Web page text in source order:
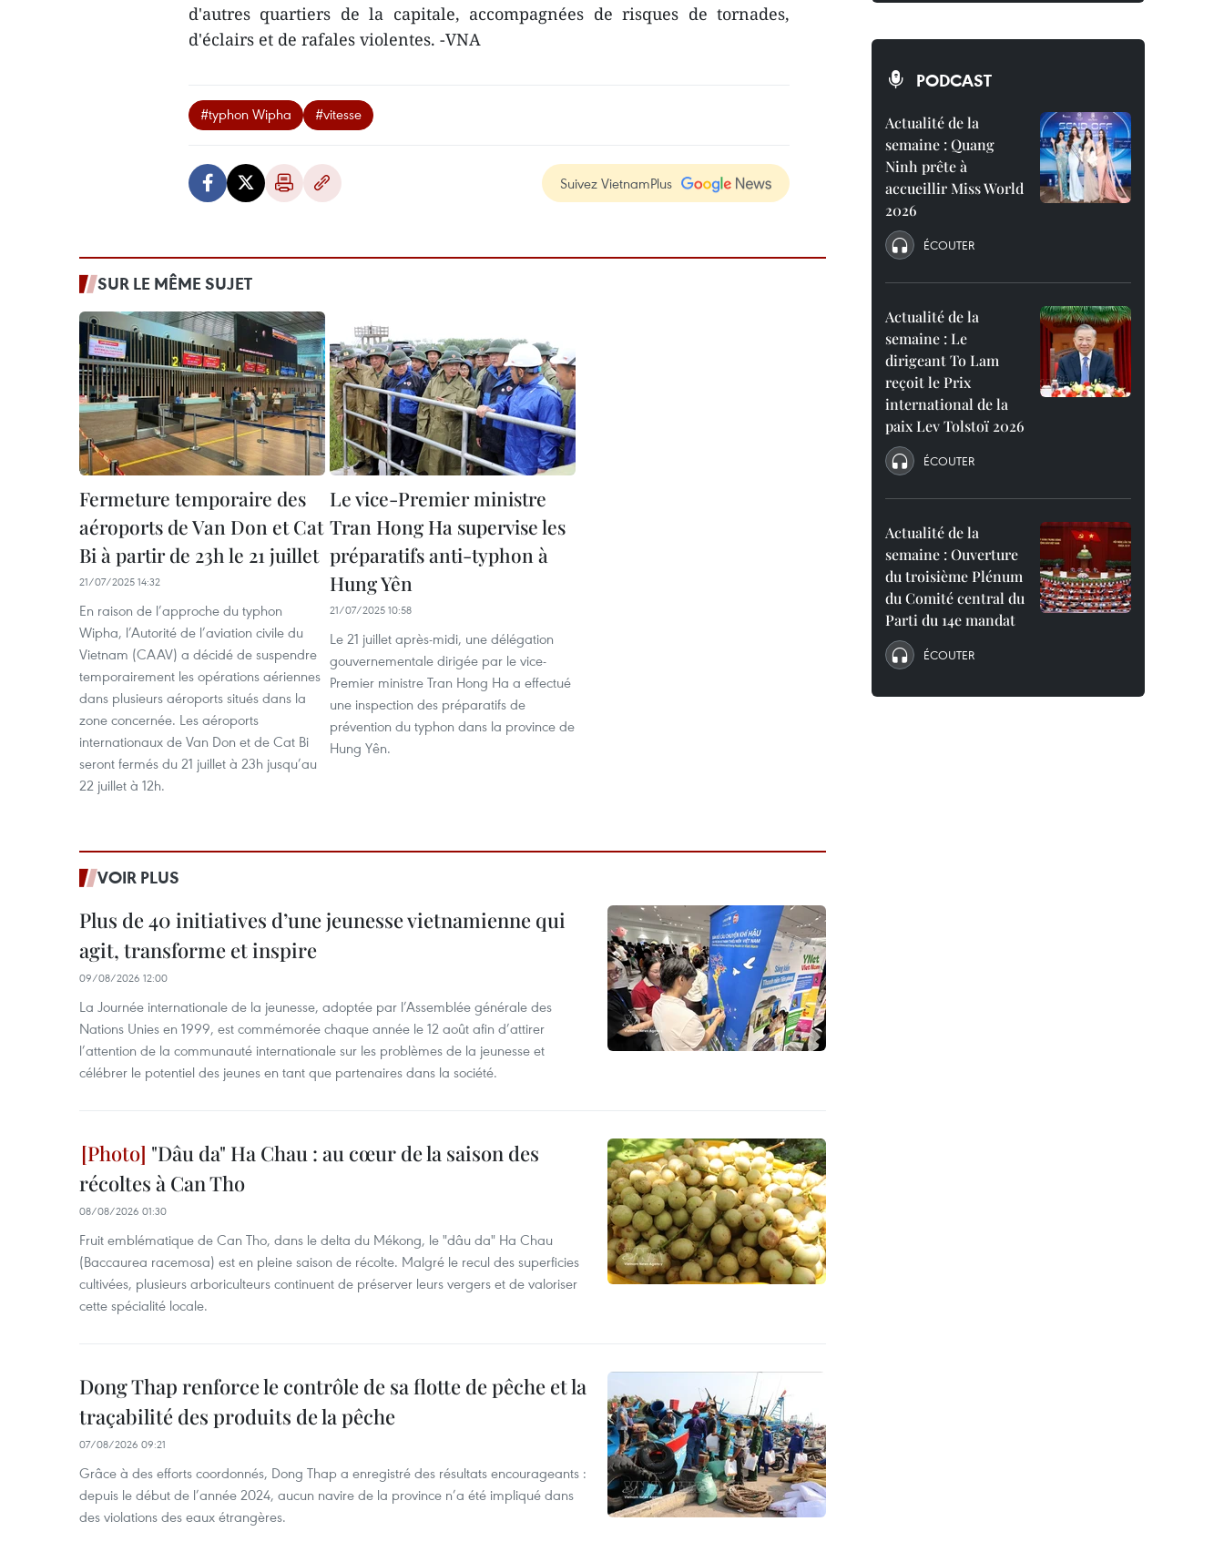
d'autres quartiers de la capitale, accompagnées de risques de tornades,
d'éclairs et de rafales violentes. -VNA
#typhon Wipha #vitesse
Suivez VietnamPlus
SUR LE MÊME SUJET
Fermeture temporaire des
aéroports de Van Don et Cat
Bi à partir de 23h le 21 juillet
21/07/2025 14:32
En raison de l’approche du typhon
Wipha, l’Autorité de l’aviation civile du
Vietnam (CAAV) a décidé de suspendre
temporairement les opérations aériennes
dans plusieurs aéroports situés dans la
zone concernée. Les aéroports
internationaux de Van Don et de Cat Bi
seront fermés du 21 juillet à 23h jusqu’au
22 juillet à 12h.
Le vice-Premier ministre
Tran Hong Ha supervise les
préparatifs anti-typhon à
Hung Yên
21/07/2025 10:58
Le 21 juillet après-midi, une délégation
gouvernementale dirigée par le vice-
Premier ministre Tran Hong Ha a effectué
une inspection des préparatifs de
prévention du typhon dans la province de
Hung Yên.
VOIR PLUS
Plus de 40 initiatives d’une jeunesse vietnamienne qui
agit, transforme et inspire
09/08/2026 12:00
La Journée internationale de la jeunesse, adoptée par l’Assemblée générale des
Nations Unies en 1999, est commémorée chaque année le 12 août afin d’attirer
l’attention de la communauté internationale sur les problèmes de la jeunesse et
célébrer le potentiel des jeunes en tant que partenaires dans la société.
"Dâu da" Ha Chau : au cœur de la saison des
récoltes à Can Tho
08/08/2026 01:30
Fruit emblématique de Can Tho, dans le delta du Mékong, le "dâu da" Ha Chau
(Baccaurea racemosa) est en pleine saison de récolte. Malgré le recul des superficies
cultivées, plusieurs arboriculteurs continuent de préserver leurs vergers et de valoriser
cette spécialité locale.
Dong Thap renforce le contrôle de sa flotte de pêche et la
traçabilité des produits de la pêche
07/08/2026 09:21
Grâce à des efforts coordonnés, Dong Thap a enregistré des résultats encourageants :
depuis le début de l’année 2024, aucun navire de la province n’a été impliqué dans
des violations des eaux étrangères.
PODCAST
Actualité de la
semaine : Quang
Ninh prête à
accueillir Miss World
2026
ÉCOUTER
Actualité de la
semaine : Le
dirigeant To Lam
reçoit le Prix
international de la
paix Lev Tolstoï 2026
ÉCOUTER
Actualité de la
semaine : Ouverture
du troisième Plénum
du Comité central du
Parti du 14e mandat
ÉCOUTER